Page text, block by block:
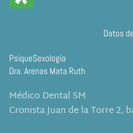
Datos
PsiqueSexología
Dra. Arenas Mata Ruth
Médico Dental SM
Cronista Juan de la Torre 2,